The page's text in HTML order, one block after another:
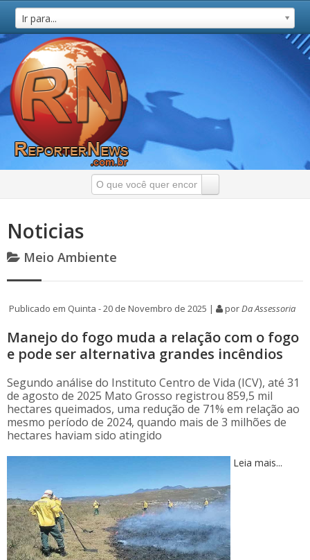
Ir para...
Noticias
Meio Ambiente
Publicado em Quinta - 20 de Novembro de 2025 | porDa Assessoria
Manejo do fogo muda a relação com o fogo
e pode ser alternativa grandes incêndios
Segundo análise do Instituto Centro de Vida (ICV), até 31
de agosto de 2025 Mato Grosso registrou 859,5 mil
hectares queimados, uma redução de 71% em relação ao
mesmo período de 2024, quando mais de 3 milhões de
hectares haviam sido atingido
Leia mais...